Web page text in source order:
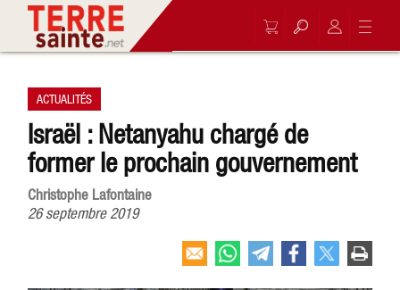
ACTUALITÉS
Israël : Netanyahu chargé de
former le prochain gouvernement
Christophe Lafontaine
26 septembre 2019